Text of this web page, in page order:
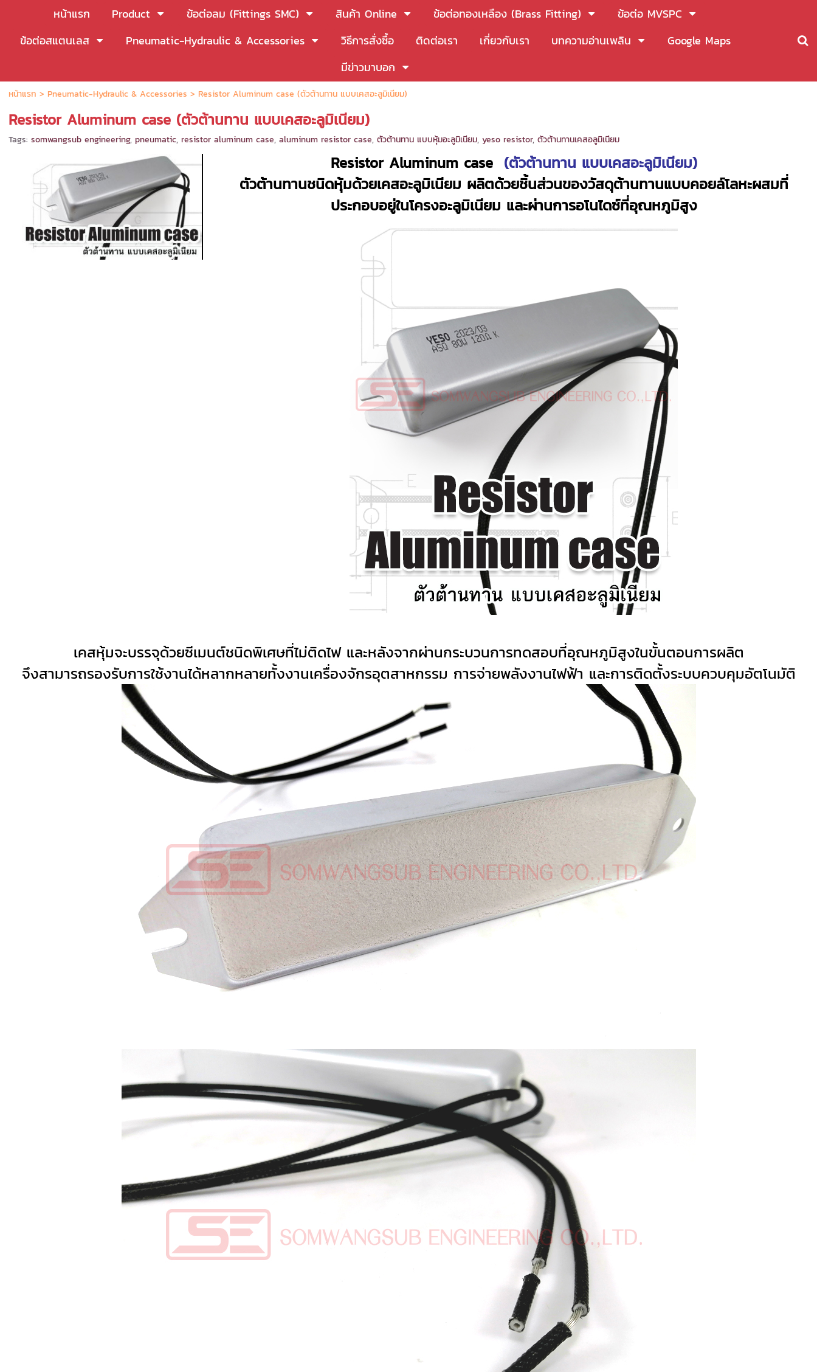
หน้าแรก Product ข้อต่อลม (Fittings SMC) สินค้า Online ข้อต่อทองเหลือง (Brass Fitting)
ข้อต่อ MVSPC
ข้อต่อสแตนเลส
Pneumatic-Hydraulic & Accessories วิธีการสั่งซื้อ ติดต่อเรา เกี่ยวกับเรา บทความอ่านเพลิน
Google Maps
มีข่าวมาบอก
หน้าแรก > Pneumatic-Hydraulic & Accessories > Resistor Aluminum case (ตัวต้านทาน แบบเคสอะลูมิเนียม)
Resistor Aluminum case (ตัวต้านทาน แบบเคสอะลูมิเนียม)
Tags: somwangsub engineering, pneumatic, resistor aluminum case, aluminum resistor case, ตัวต้านทาน แบบหุ้มอะลูมิเนียม, yeso resistor, ตัวต้านทานเคสอลูมิเนียม
Resistor Aluminum case (ตัวต้านทาน แบบเคสอะลูมิเนียม)
ตัวต้านทานชนิดหุ้มด้วยเคสอะลูมิเนียม ผลิตด้วยชิ้นส่วนของวัสดุต้านทานแบบคอยล์โลหะผสมที่
ประกอบอยู่ในโครงอะลูมิเนียม และผ่านการอโนไดซ์ที่อุณหภูมิสูง
เคสหุ้มจะบรรจุด้วยซีเมนต์ชนิดพิเศษที่ไม่ติดไฟ และหลังจากผ่านกระบวนการทดสอบที่อุณหภูมิสูงในขั้นตอนการผลิต
จึงสามารถรองรับการใช้งานได้หลากหลายทั้งงานเครื่องจักรอุตสาหกรรม การจ่ายพลังงานไฟฟ้า และการติดตั้งระบบควบคุมอัตโนมัติ